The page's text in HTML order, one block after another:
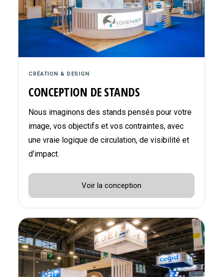
CRÉATION & DESIGN
CONCEPTION DE STANDS
Nous imaginons des stands pensés pour votre
image, vos objectifs et vos contraintes, avec
une vraie logique de circulation, de visibilité et
d’impact.
Voir la conception